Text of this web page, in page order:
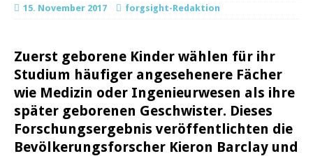
15. November 2017 forgsight-Redaktion
Zuerst geborene Kinder wählen für ihr
Studium häufiger angesehenere Fächer
wie Medizin oder Ingenieurwesen als ihre
später geborenen Geschwister. Dieses
Forschungsergebnis veröffentlichten die
Bevölkerungsforscher Kieron Barclay und